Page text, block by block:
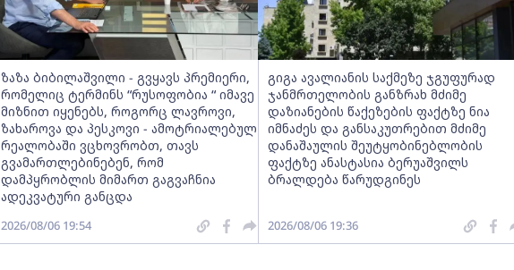
ზაზა ბიბილაშვილი - გვყავს პრემიერი,
რომელიც ტერმინს “რუსოფობია “ იმავე
მიზნით იყენებს, როგორც ლავროვი,
ზახაროვა და პესკოვი - ამოტრიალებულ
რეალობაში ვცხოვრობთ, თავს
გვამართლებინებენ, რომ
დამპყრობლის მიმართ გაგვაჩნია
ადეკვატური განცდა
2026/08/06 19:54
გიგა ავალიანის საქმეზე ჯგუფურად
ჯანმრთელობის განზრახ მძიმე
დაზიანების წაქეზების ფაქტზე ნია
იმნაძეს და განსაკუთრებით მძიმე
დანაშაულის შეუტყობინებლობის
ფაქტზე ანასტასია ბერუაშვილს
ბრალდება წარუდგინეს
2026/08/06 19:36